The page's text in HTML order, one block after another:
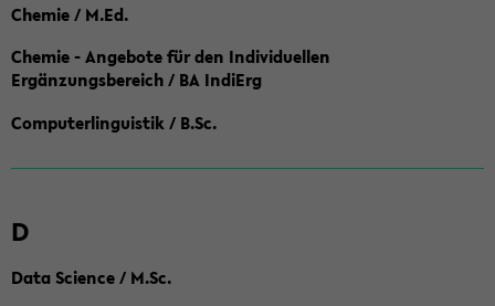
Chemie / M.Ed.
Chemie - Angebote für den Individuellen
Ergänzungsbereich / BA IndiErg
Computerlinguistik / B.Sc.
D
Data Science / M.Sc.